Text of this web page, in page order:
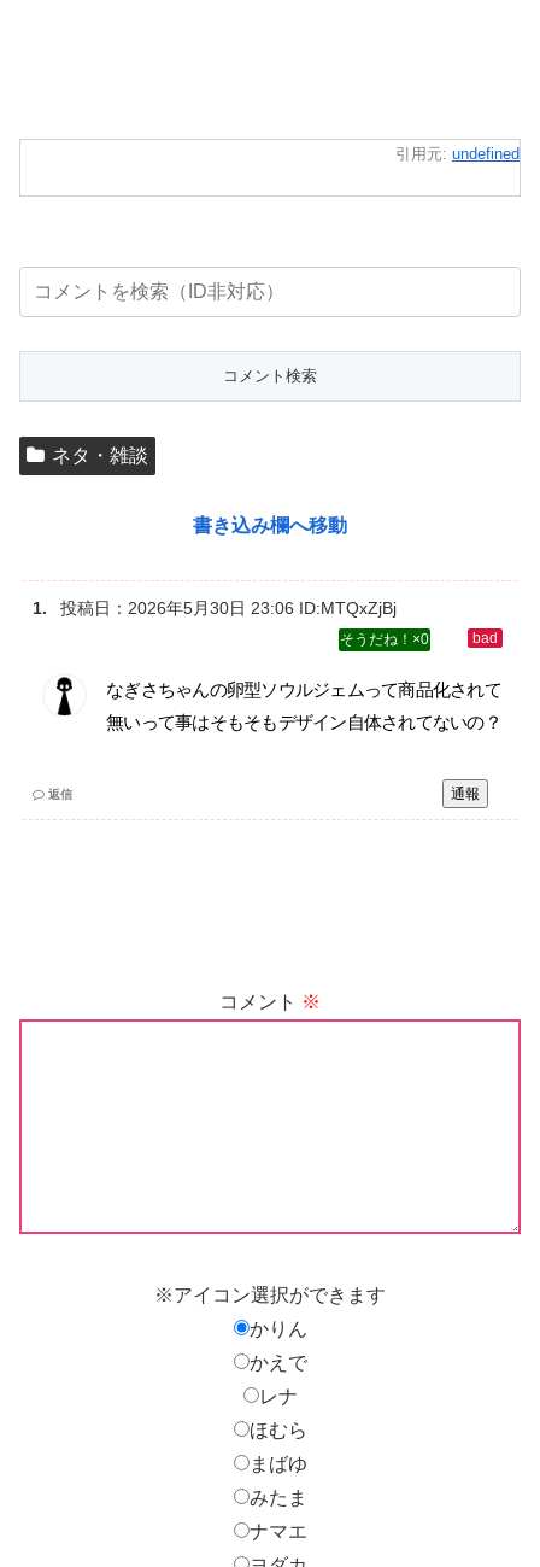
引用元: undefined
ネタ・雑談
書き込み欄へ移動
投稿日：2026年5月30日 23:06 ID:MTQxZjBj
0
なぎさちゃんの卵型ソウルジェムって商品化されて
無いって事はそもそもデザイン自体されてないの？
通報
返信
コメント ※
※アイコン選択ができます
かりん
かえで
レナ
ほむら
まばゆ
みたま
ナマエ